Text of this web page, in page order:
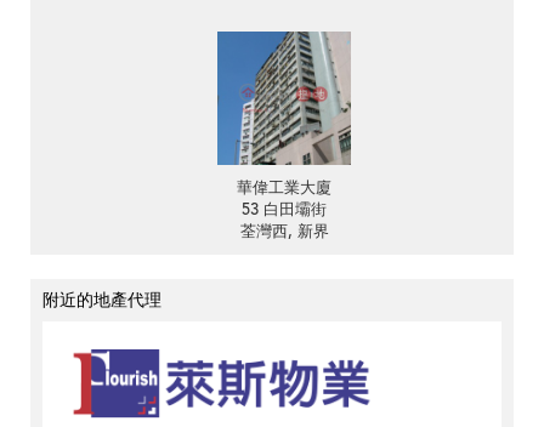
華偉工業大廈
53 白田壩街
荃灣西, 新界
附近的地產代理